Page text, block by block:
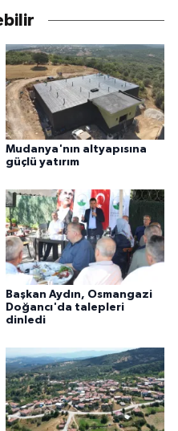
Mudanya'nın altyapısına
güçlü yatırım
Başkan Aydın, Osmangazi
Doğancı'da talepleri
dinledi